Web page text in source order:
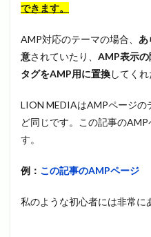
できます。
AMP対応のテーマの場合、 あ
意されていたり、 AMP表示
タグをAMP用に置換してく
LION MEDIAはAMPページの
ど同じです。この記事の
す。
例： この記事のAMPページ
私のような初心者には非常に